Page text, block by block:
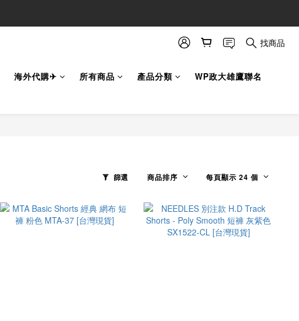
找商品
海外代購✈ 所有商品 產品分類
WP政大雄鷹聯名
篩選 商品排序 每頁顯示 24 個